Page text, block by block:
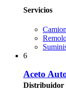
Servicios
6
Aceto
Distribuidor